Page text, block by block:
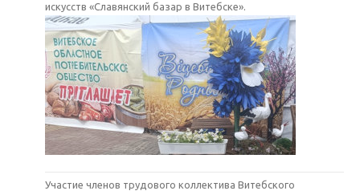
искусств «Славянский базар в Витебске».
Участие членов трудового коллектива Витебского